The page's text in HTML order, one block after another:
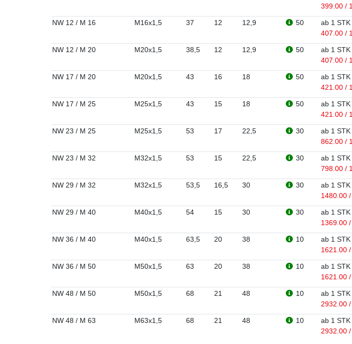
399.00 /
NW 12 / M 16 M16x1,5 37 12 12,9 50
ab 1 STK
407.00 /
NW 12 / M 20 M20x1,5 38,5 12 12,9 50
ab 1 STK
407.00 /
NW 17 / M 20 M20x1,5 43 16 18 50
ab 1 STK
421.00 /
NW 17 / M 25 M25x1,5 43 15 18 50
ab 1 STK
421.00 /
NW 23 / M 25 M25x1,5 53 17 22,5 30
ab 1 STK
862.00 /
NW 23 / M 32 M32x1,5 53 15 22,5 30
ab 1 STK
798.00 /
NW 29 / M 32 M32x1,5 53,5 16,5 30 30
ab 1 STK
1480.00
NW 29 / M 40 M40x1,5 54 15 30 30
ab 1 STK
1369.00
NW 36 / M 40 M40x1,5 63,5 20 38 10
ab 1 STK
1621.00
NW 36 / M 50 M50x1,5 63 20 38 10
ab 1 STK
1621.00
NW 48 / M 50 M50x1,5 68 21 48 10
ab 1 STK
2932.00
NW 48 / M 63 M63x1,5 68 21 48 10
ab 1 STK
2932.00